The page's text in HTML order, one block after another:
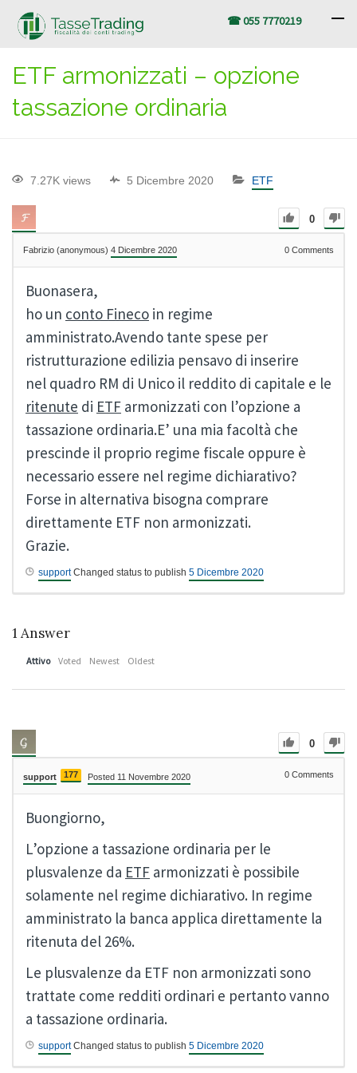
☎ 055 7770219
ETF armonizzati – opzione
tassazione ordinaria
7.27K views 5 Dicembre 2020 ETF
0
Fabrizio (anonymous) 4 Dicembre 2020 0 Comments
Buonasera,
ho un conto Fineco in regime
amministrato.Avendo tante spese per
ristrutturazione edilizia pensavo di inserire
nel quadro RM di Unico il reddito di capitale e le
ritenute di ETF armonizzati con l’opzione a
tassazione ordinaria.E’ una mia facoltà che
prescinde il proprio regime fiscale oppure è
necessario essere nel regime dichiarativo?
Forse in alternativa bisogna comprare
direttamente ETF non armonizzati.
Grazie.
supportChanged status to publish 5 Dicembre 2020
1 Answer
Attivo Voted Newest Oldest
0
support 177 Posted 11 Novembre 2020 0 Comments
Buongiorno,
L’opzione a tassazione ordinaria per le
plusvalenze da ETF armonizzati è possibile
solamente nel regime dichiarativo. In regime
amministrato la banca applica direttamente la
ritenuta del 26%.
Le plusvalenze da ETF non armonizzati sono
trattate come redditi ordinari e pertanto vanno
a tassazione ordinaria.
supportChanged status to publish 5 Dicembre 2020